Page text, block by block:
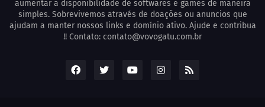
aumentar a disponibilidade de softwares e games de maneira
simples. Sobrevivemos através de doações ou anuncios que
ajudam a manter nossos links e domínio ativo. Ajude e contribua
!! Contato: contato@vovogatu.com.br